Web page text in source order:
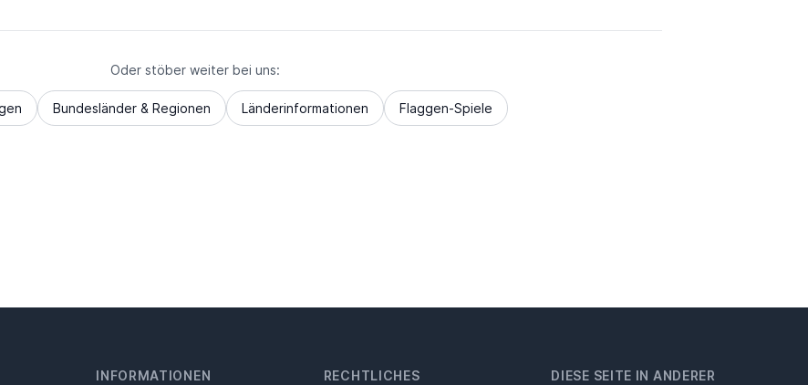
Oder stöber weiter bei uns:
Bundesländer & Regionen Länderinformationen Flaggen-Spiele
INFORMATIONEN RECHTLICHES
DIESE SEITE IN ANDERER